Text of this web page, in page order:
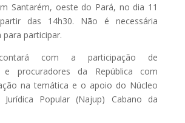
Santarém, oeste do Pará, no dia 11
das 14h30. Não é necessária
para participar.
com a participação de
e procuradores da República com
na temática e o apoio do Núcleo
Jurídica Popular (Najup) Cabano da